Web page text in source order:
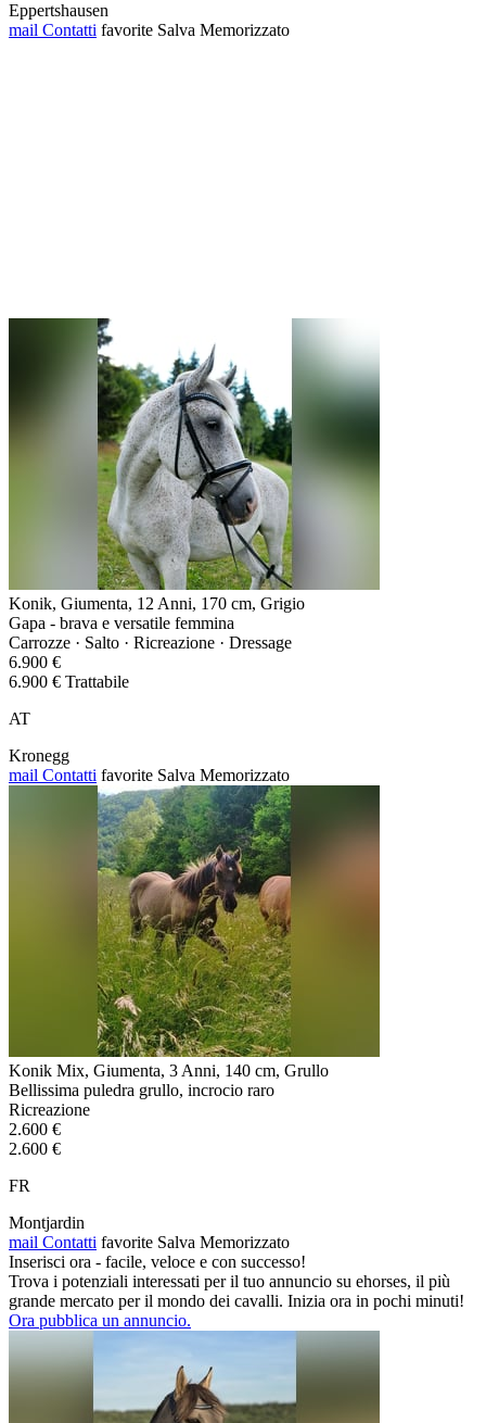
Eppertshausen
mail Contatti favorite Salva Memorizzato
Konik, Giumenta, 12 Anni, 170 cm, Grigio
Gapa - brava e versatile femmina
Carrozze · Salto · Ricreazione · Dressage
6.900 €
6.900 € Trattabile
AT
Kronegg
mail Contatti favorite Salva Memorizzato
Konik Mix, Giumenta, 3 Anni, 140 cm, Grullo
Bellissima puledra grullo, incrocio raro
Ricreazione
2.600 €
2.600 €
FR
Montjardin
mail Contatti favorite Salva Memorizzato
Inserisci ora - facile, veloce e con successo!
Trova i potenziali interessati per il tuo annuncio su ehorses, il più
grande mercato per il mondo dei cavalli. Inizia ora in pochi minuti!
Ora pubblica un annuncio.